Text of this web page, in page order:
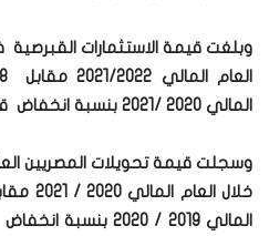
المالي 2020 /2021 بنسبة انخفاض قدرها 28%.